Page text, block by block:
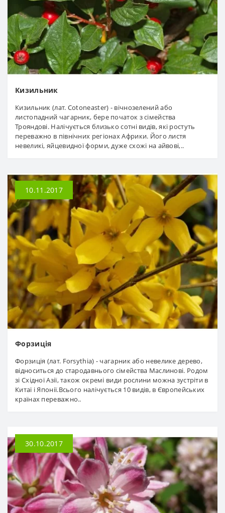
Кизильник
Кизильник (лат. Cotoneaster) - вічнозелений або
листопадний чагарник, бере початок з сімейства
Трояндові. Налічується близько сотні видів, які ростуть
переважно в північних регіонах Африки. Його листя
невеликі, яйцевидної форми, дуже схожі на айвові,..
10.11.2017
Форзиція
Форзиція (лат. Forsythia) - чагарник або невелике дерево,
відноситься до стародавнього сімейства Маслинові. Родом
зі Східної Азії, також окремі види рослини можна зустріти в
Китаї і Японії.Всього налічується 10 видів, в Європейських
країнах переважно..
30.10.2017